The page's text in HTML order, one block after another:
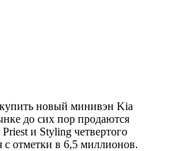
новый минивэн Kia
до сих пор продаются
и Styling четвертого
отметки в 6,5 миллионов.